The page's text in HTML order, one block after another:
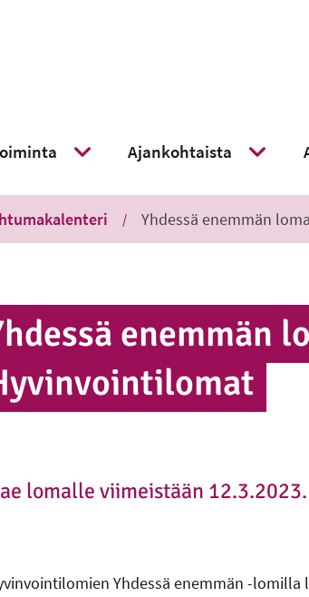
Ajankohtaista
Yhdessä enemmän
enemmän
lomalle viimeistään 12.3.2023.
Yhdessä enemmän -lomilla